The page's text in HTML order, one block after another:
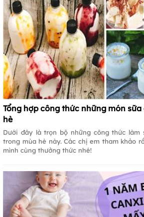
Tổng hợp công thức những món
hè
Dưới đây là trọn bộ những công thức làm
trong mùa hè này. Các chị em tham khảo
mình cùng thưởng thức nhé!